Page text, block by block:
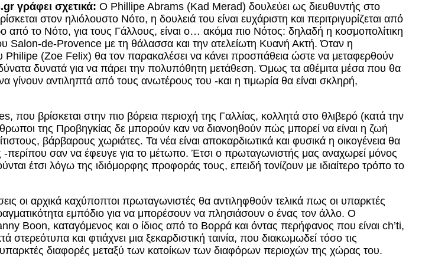
.gr γράφει σχετικά: Ο Phillipe Abrams (Kad Merad) δουλεύει ως διευθυντής στο
στον ηλιόλουστο Νότο, η δουλειά του είναι ευχάριστη και περιτριγυρίζεται από
από το Νότο, για τους Γάλλους, είναι ο… ακόμα πιο Νότος: δηλαδή η κοσμοπολίτικη
Salon-de-Provence με τη θάλασσα και την ατελείωτη Κυανή Ακτή. Όταν η
Philipe (Zoe Felix) θα τον παρακαλέσει να κάνει προσπάθεια ώστε να μεταφερθούν
δυνατά για να πάρει την πολυπόθητη μετάθεση. Όμως τα αθέμιτα μέσα που θα
γίνουν αντιληπτά από τους ανωτέρους του -και η τιμωρία θα είναι σκληρή,
βρίσκεται στην πιο βόρεια περιοχή της Γαλλίας, κολλητά στο θλιβερό (κατά την
της Προβηγκίας δε μπορούν καν να διανοηθούν πώς μπορεί να είναι η ζωή
βάρβαρους χωριάτες. Τα νέα είναι αποκαρδιωτικά και φυσικά η οικογένεια θα
-περίπου σαν να έφευγε για το μέτωπο. Έτσι ο πρωταγωνιστής μας αναχωρεί μόνος
έτσι λόγω της ιδιόμορφης προφοράς τους, επειδή τονίζουν με ιδιαίτερο τρόπο το
οι αρχικά καχύποπτοι πρωταγωνιστές θα αντιληφθούν τελικά πως οι υπαρκτές
εμπόδιο για να μπορέσουν να πλησιάσουν ο ένας τον άλλο. Ο
Boon, καταγόμενος και ο ίδιος από το Βορρά και όντας περήφανος που είναι ch’ti,
και φτιάχνει μια ξεκαρδιστική ταινία, που διακωμωδεί τόσο τις
διαφορές μεταξύ των κατοίκων των διαφόρων περιοχών της χώρας του.